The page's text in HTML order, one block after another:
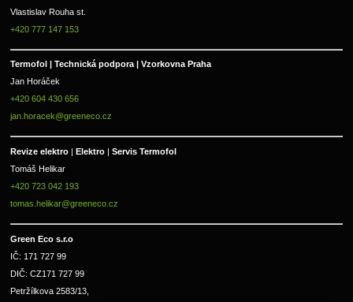
Vlastislav Rouha st.
+420 777 147 153
Termofol | Technická podpora | Vzorkovna Praha
Jan Horáček
+420 604 430 656
jan.horacek@greeneco.cz
Revize elektro | Elektro | Servis Termofol
Tomáš Helikar
+420 723 042 193
tomas.helikar@greeneco.cz
Green Eco s.r.o
IČ: 171 727 99
DIČ: CZ171 727 99
Petržílkova 2583/13,